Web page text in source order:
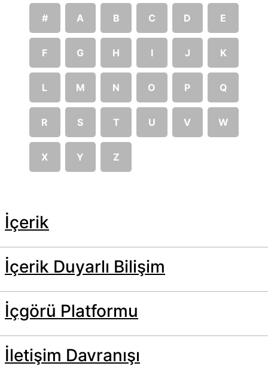
# A B C D E
F G H I J K
L M N O P Q
R S T U V W
X Y Z
İçerik
İçerik Duyarlı Bilişim
İçgörü Platformu
İletişim Davranışı